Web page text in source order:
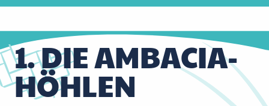
1 Top 1
2 Top 2
1. DIE AMBACIA-
HÖHLEN